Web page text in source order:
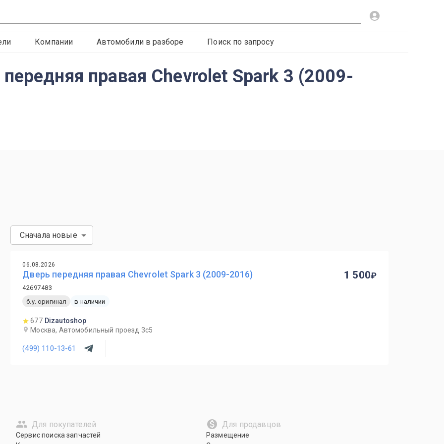
Компании Автомобили в разборе Поиск по запросу
правая Chevrolet Spark 3 (2009-
Сначала новые
06.08.2026
Дверь передняя правая Chevrolet Spark 3 (2009-2016)
42697483
б.у. оригинал
в наличии
677 Dizautoshop
Москва, Автомобильный проезд 3с5
(499) 110-13-61
1 500
Для покупателей
Сервис поиска запчастей
Для продавцов
Размещение